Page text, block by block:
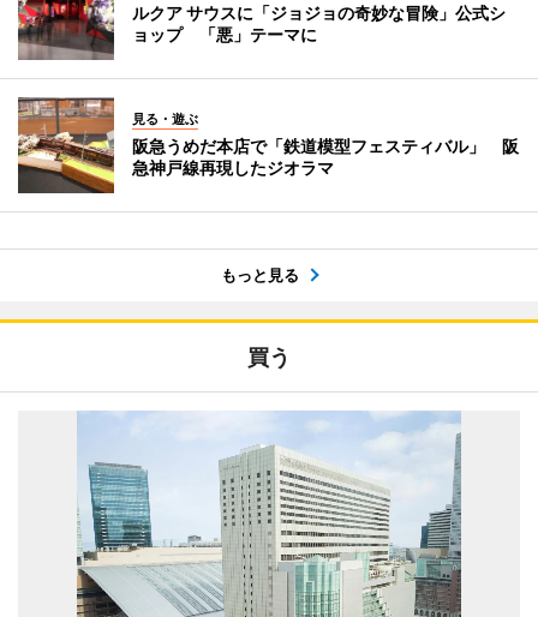
ルクア サウスに「ジョジョの奇妙な冒険」公式シ
ョップ 「悪」テーマに
見る・遊ぶ
阪急うめだ本店で「鉄道模型フェスティバル」 阪
急神戸線再現したジオラマ
もっと見る
買う